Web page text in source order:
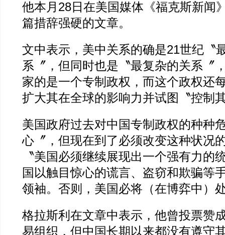
他本月28日在美国媒体《福克斯新闻
篇措辞强硬的文章。
文中表示，美中关系的确是21世纪〝
系〞，但同时也是〝最复杂的关系〞
家的是一个专制政权，而这个政权还
扩大其在全球的影响力并试图〝控制
美国政府过去对中国专制政权的种种
心〞，但现在到了必须改变这种状况
〝美国必须继续展现出一个强有力的
国以触目惊心的谎言、盗窃和欺骗等
领袖。否则，美国必将（在博弈中）
格拉斯利在文章中表示，他曾投票赞
易组织，但中国长期以来都没有遵守